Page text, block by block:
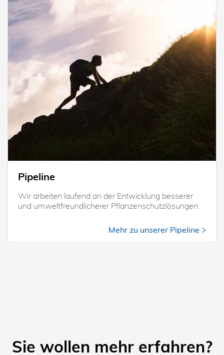
Pipeline
Wir arbeiten laufend an der Entwicklung besserer
und umweltfreundlicherer Pflanzenschutzlösungen.
Mehr zu unserer Pipeline
Sie wollen mehr erfahren?